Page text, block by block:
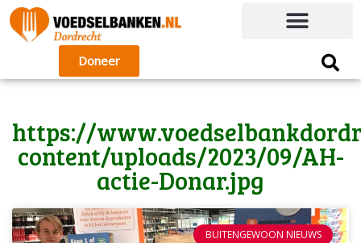
Doneer
https://
content/uploads/2023/09/AH-
actie-Donar.jpg
BUITENGEWOON NIEUWS